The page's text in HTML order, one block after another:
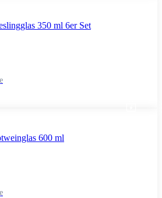
350 ml 6er Set
600 ml